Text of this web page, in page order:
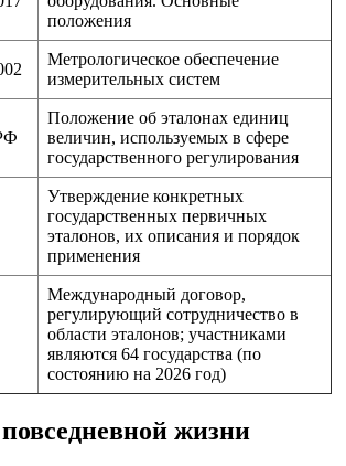
положения
Метрологическое обеспечение
измерительных систем
Положение об эталонах единиц
величин, используемых в сфере
государственного регулирования
Утверждение конкретных
государственных первичных
эталонов, их описания и порядок
применения
Международный договор,
регулирующий сотрудничество в
области эталонов; участниками
являются 64 государства (по
состоянию на 2026 год)
жизни